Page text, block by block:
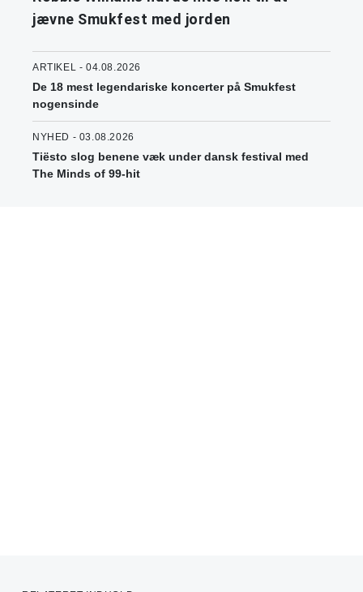
jævne Smukfest med jorden
ARTIKEL - 04.08.2026
De 18 mest legendariske koncerter på Smukfest
nogensinde
NYHED - 03.08.2026
Tiësto slog benene væk under dansk festival med
The Minds of 99-hit